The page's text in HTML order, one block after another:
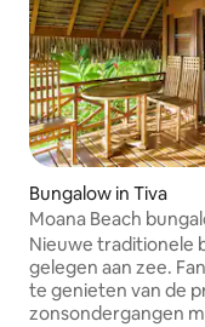
Bungalow in Tiva
Moana Beach
Nieuwe traditionele
gelegen aan zee. Fantastische plek om
te genieten van de
zonsondergangen